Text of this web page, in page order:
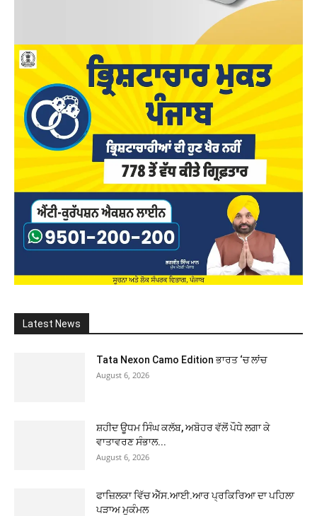
Latest News
Tata Nexon Camo Edition ਭਾਰਤ ‘ਚ ਲਾਂਚ
August 6, 2026
ਸ਼ਹੀਦ ਊਧਮ ਸਿੰਘ ਕਲੱਬ, ਅਬੋਹਰ ਵੱਲੋਂ ਪੌਧੇ ਲਗਾ ਕੇ
ਵਾਤਾਵਰਣ ਸੰਭਾਲ...
August 6, 2026
ਫਾਜ਼ਿਲਕਾ ਵਿੱਚ ਐੱਸ.ਆਈ.ਆਰ ਪ੍ਰਕਿਰਿਆ ਦਾ ਪਹਿਲਾ
ਪੜਾਅ ਮੁਕੰਮਲ